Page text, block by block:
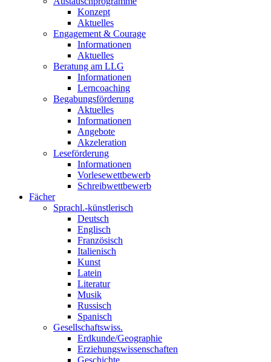
Konzept
Aktuelles
Engagement & Courage
Informationen
Aktuelles
Beratung am LLG
Informationen
Lerncoaching
Begabungsförderung
Aktuelles
Informationen
Angebote
Akzeleration
Leseförderung
Informationen
Vorlesewettbewerb
Schreibwettbewerb
Fächer
Sprachl.-künstlerisch
Deutsch
Englisch
Französisch
Italienisch
Kunst
Latein
Literatur
Musik
Russisch
Spanisch
Gesellschaftswiss.
Erdkunde/Geographie
Erziehungswissenschaften
Geschichte